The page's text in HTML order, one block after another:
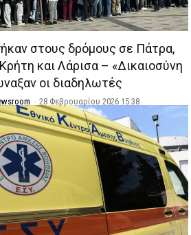
στους δρόμους σε Πάτρα,
Κρήτη και Λάρισα – «Δικαιοσύνη
οι διαδηλωτές
- 28 Φεβρουαρίου 2026 15:38